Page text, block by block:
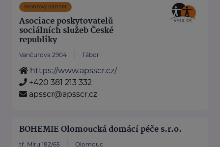
Bronzový partner
Asociace poskytovatelů
sociálních služeb České
republiky
Vančurova 2904 Tábor
https://www.apsscr.cz/
+420 381 213 332
apsscr@apsscr.cz
BOHEMIE Olomoucká domácí péče s.r.o.
tř. Míru 182/65 Olomouc